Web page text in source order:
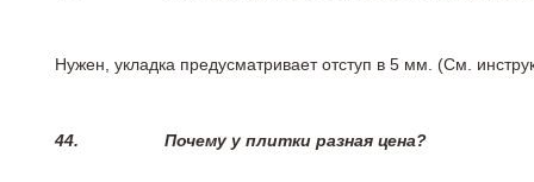
Нужен, укладка предусматривает отступ в 5 мм. (См.
44. Почему у плитки разная цена?